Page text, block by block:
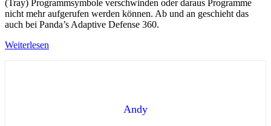
(Tray) Programmsymbole verschwinden oder daraus Programme
nicht mehr aufgerufen werden können. Ab und an geschieht das
auch bei Panda’s Adaptive Defense 360.
Weiterlesen
Andy